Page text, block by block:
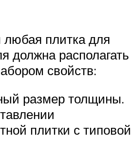
любая плитка для
должна располагать
свойств:
размер толщины.
плитки с типовой